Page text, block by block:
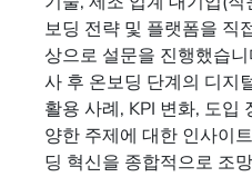
보딩 전략 및 플랫폼을 직
상으로 설문을 진행했습
사 후 온보딩 단계의 디지
활용 사례, KPI 변화, 도입
양한 주제에 대한 인사이
딩 혁신을 종합적으로 조